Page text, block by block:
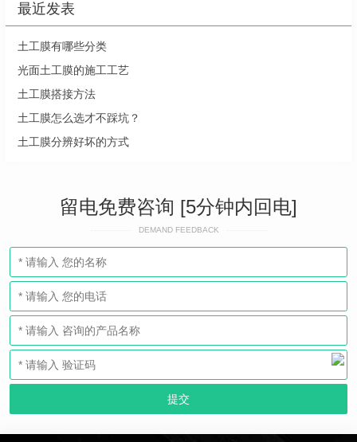
最近发表
土工膜有哪些分类
光面土工膜的施工工艺
土工膜搭接方法
土工膜怎么选才不踩坑？
土工膜分辨好坏的方式
留电免费咨询 [5分钟内回电]
DEMAND FEEDBACK